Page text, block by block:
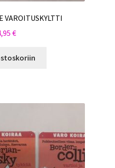
VAROITUSKYLTTI
€